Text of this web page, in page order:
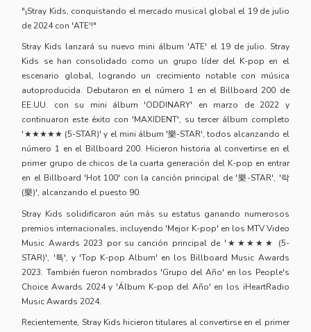
"¡Stray Kids, conquistando el mercado musical global el 19 de julio
de 2024 con 'ATE'!"
Stray Kids lanzará su nuevo mini álbum 'ATE' el 19 de julio. Stray
Kids se han consolidado como un grupo líder del K-pop en el
escenario global, logrando un crecimiento notable con música
autoproducida. Debutaron en el número 1 en el Billboard 200 de
EE.UU. con su mini álbum 'ODDINARY' en marzo de 2022 y
continuaron este éxito con 'MAXIDENT', su tercer álbum completo
'★★★★★ (5-STAR)' y el mini álbum '樂-STAR', todos alcanzando el
número 1 en el Billboard 200. Hicieron historia al convertirse en el
primer grupo de chicos de la cuarta generación del K-pop en entrar
en el Billboard 'Hot 100' con la canción principal de '樂-STAR', '락
(樂)', alcanzando el puesto 90.
Stray Kids solidificaron aún más su estatus ganando numerosos
premios internacionales, incluyendo 'Mejor K-pop' en los MTV Video
Music Awards 2023 por su canción principal de '★★★★★ (5-
STAR)', '특', y 'Top K-pop Album' en los Billboard Music Awards
2023. También fueron nombrados 'Grupo del Año' en los People's
Choice Awards 2024 y 'Álbum K-pop del Año' en los iHeartRadio
Music Awards 2024.
Recientemente, Stray Kids hicieron titulares al convertirse en el primer